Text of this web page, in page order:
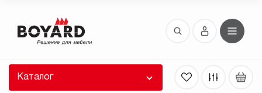
Каталог
Восстановление пароля
высланы вам по E-Mail.